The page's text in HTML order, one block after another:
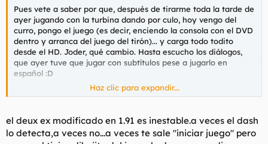
Pues vete a saber por que, después de tirarme toda la tarde de
ayer jugando con la turbina dando por culo, hoy vengo del
curro, pongo el juego (es decir, enciendo la consola con el DVD
dentro y arranca del juego del tirón)... y carga todo todito
desde el HD. Joder, qué cambio. Hasta escucho los diálogos,
que ayer tuve que jugar con subtítulos pese a jugarlo en
español :D
En cuanto al flasheo, ahora mismo me pillas instalando XP en
el 1.91+ ese que tanto mola. Nos hemos librado por los pelos
con el Deus Ex, pero todo apunta a que el Rage o el Skyrim
vendrán ya con wave 2000 y pico y o flasheas, o pene.
Haz clic para expandir...
el deux ex modificado en 1.91 es inestable.a veces el dash
lo detecta,a veces no...a veces te sale "iniciar juego" pero